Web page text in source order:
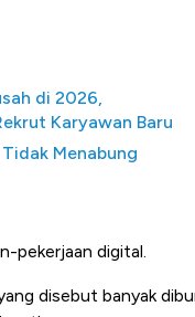
di 2026,
Karyawan Baru
Menabung
pekerjaan digital.
disebut banyak
atasi Panas